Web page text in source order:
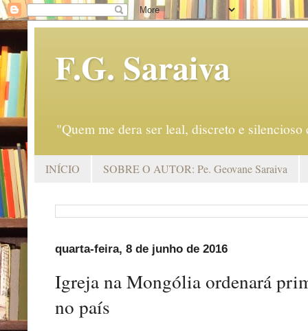
F.G. Saraiva
"Quem me dera ser leal, discreto e
INÍCIO SOBRE O AUTOR: Pe. Geovane Saraiva
quarta-feira, 8 de junho de 2016
Igreja na Mongólia ordenará
no país